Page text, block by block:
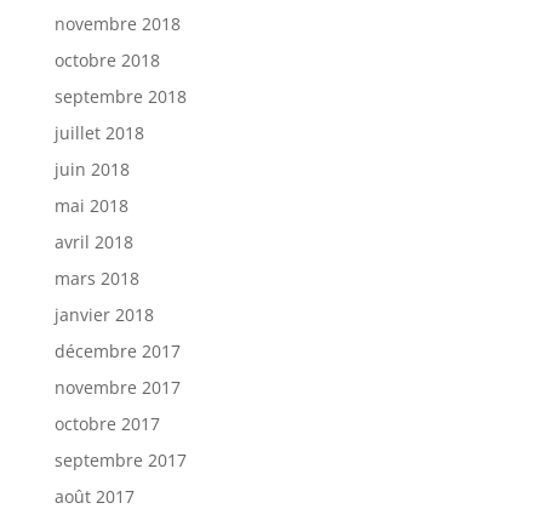
novembre 2018
octobre 2018
septembre 2018
juillet 2018
juin 2018
mai 2018
avril 2018
mars 2018
janvier 2018
décembre 2017
novembre 2017
octobre 2017
septembre 2017
août 2017